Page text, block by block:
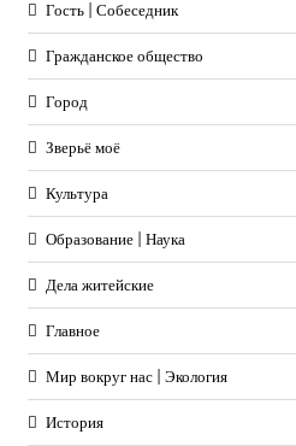
Гость | Собеседник
Гражданское общество
Город
Зверьё моё
Культура
Образование | Наука
Дела житейские
Главное
Мир вокруг нас | Экология
История